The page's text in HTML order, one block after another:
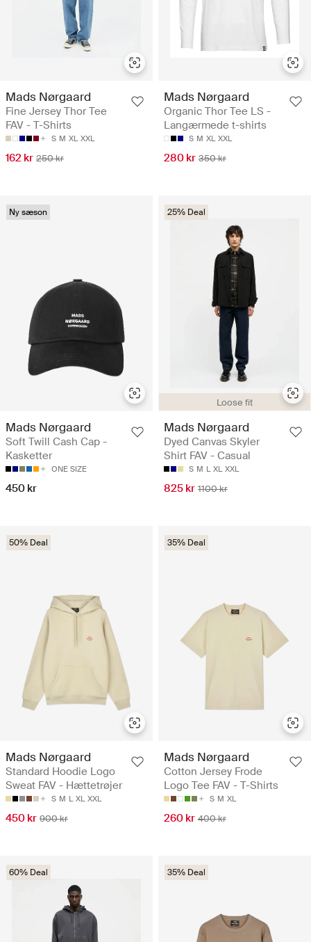
Mads Nørgaard
Fine Jersey Thor Tee
FAV - T-Shirts
S M XL XXL
162 kr 250 kr
Mads Nørgaard
Organic Thor Tee LS -
Langærmede t-shirts
S M XL XXL
280 kr 350 kr
Ny sæson
Mads Nørgaard
Soft Twill Cash Cap -
Kasketter
ONE SIZE
450 kr
Loose fit
25% Deal
Mads Nørgaard
Dyed Canvas Skyler
Shirt FAV - Casual
S M L XL XXL
825 kr 1100 kr
50% Deal
Mads Nørgaard
Standard Hoodie Logo
Sweat FAV - Hættetrøjer
S M L XL XXL
450 kr 900 kr
35% Deal
Mads Nørgaard
Cotton Jersey Frode
Logo Tee FAV - T-Shirts
S M XL
260 kr 400 kr
60% Deal 35% Deal